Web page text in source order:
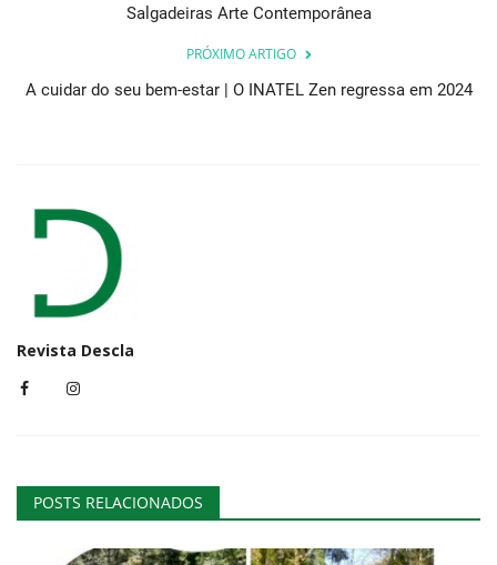
Salgadeiras Arte Contemporânea
PRÓXIMO ARTIGO
A cuidar do seu bem-estar | O INATEL Zen regressa em 2024
Revista Descla
POSTS RELACIONADOS